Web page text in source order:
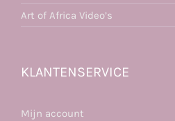
Art of Africa Video’s
KLANTENSERVICE
Mijn account